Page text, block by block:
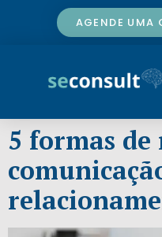
AGENDE UMA
5 formas